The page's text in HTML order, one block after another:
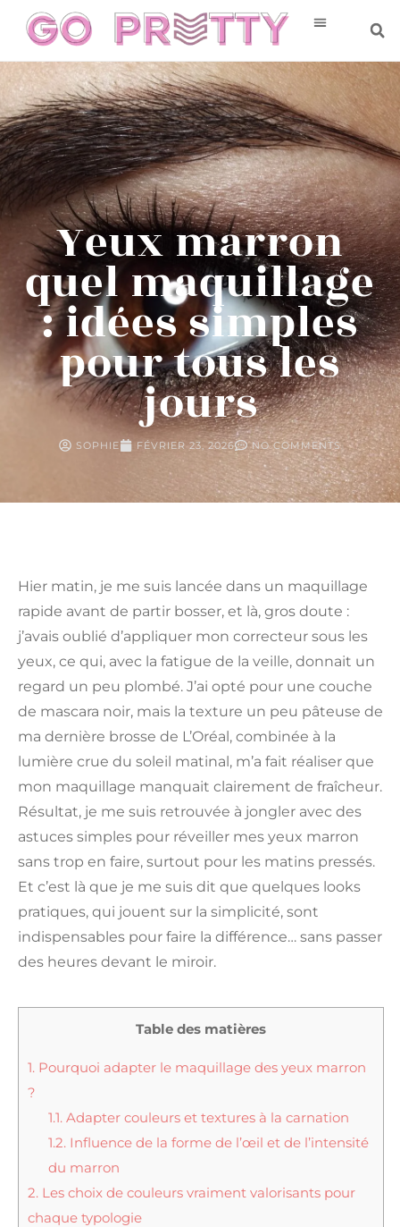
Yeux marron
quel maquillage
: idées simples
pour tous les
jours
SOPHIE FÉVRIER 23, 2026 NO COMMENTS
Hier matin, je me suis lancée dans un maquillage
rapide avant de partir bosser, et là, gros doute :
j’avais oublié d’appliquer mon correcteur sous les
yeux, ce qui, avec la fatigue de la veille, donnait un
regard un peu plombé. J’ai opté pour une couche
de mascara noir, mais la texture un peu pâteuse de
ma dernière brosse de L’Oréal, combinée à la
lumière crue du soleil matinal, m’a fait réaliser que
mon maquillage manquait clairement de fraîcheur.
Résultat, je me suis retrouvée à jongler avec des
astuces simples pour réveiller mes yeux marron
sans trop en faire, surtout pour les matins pressés.
Et c’est là que je me suis dit que quelques looks
pratiques, qui jouent sur la simplicité, sont
indispensables pour faire la différence… sans passer
des heures devant le miroir.
Table des matières
1. Pourquoi adapter le maquillage des yeux marron
?
1.1. Adapter couleurs et textures à la carnation
1.2. Influence de la forme de l’œil et de l’intensité
du marron
2. Les choix de couleurs vraiment valorisants pour
chaque typologie